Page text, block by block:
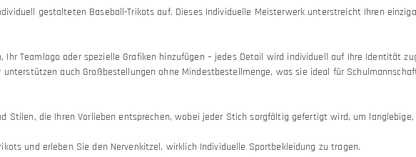
gestalteten Baseball-Trikots auf. Dieses Individuelle Meisterwerk unterstreicht Ihren
Ihr Teamlogo oder spezielle Grafiken hinzufügen – jedes Detail wird individuell auf Ihre Identität
auch Großbestellungen ohne Mindestbestellmenge, was sie ideal für
Stilen, die Ihren Vorlieben entsprechen, wobei jeder Stich sorgfältig gefertigt wird, um
und erleben Sie den Nervenkitzel, wirklich Individuelle Sportbekleidung zu tragen.